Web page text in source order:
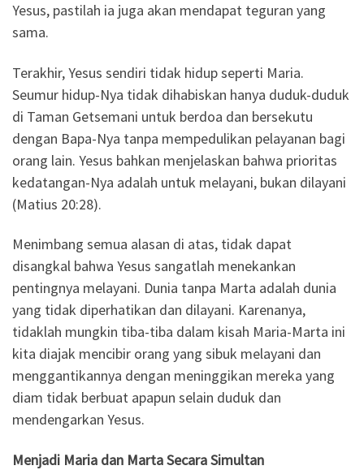
Yesus, pastilah ia juga akan mendapat teguran yang
sama.
Terakhir, Yesus sendiri tidak hidup seperti Maria.
Seumur hidup-Nya tidak dihabiskan hanya duduk-duduk
di Taman Getsemani untuk berdoa dan bersekutu
dengan Bapa-Nya tanpa mempedulikan pelayanan bagi
orang lain. Yesus bahkan menjelaskan bahwa prioritas
kedatangan-Nya adalah untuk melayani, bukan dilayani
(Matius 20:28).
Menimbang semua alasan di atas, tidak dapat
disangkal bahwa Yesus sangatlah menekankan
pentingnya melayani. Dunia tanpa Marta adalah dunia
yang tidak diperhatikan dan dilayani. Karenanya,
tidaklah mungkin tiba-tiba dalam kisah Maria-Marta ini
kita diajak mencibir orang yang sibuk melayani dan
menggantikannya dengan meninggikan mereka yang
diam tidak berbuat apapun selain duduk dan
mendengarkan Yesus.
Menjadi Maria dan Marta Secara Simultan